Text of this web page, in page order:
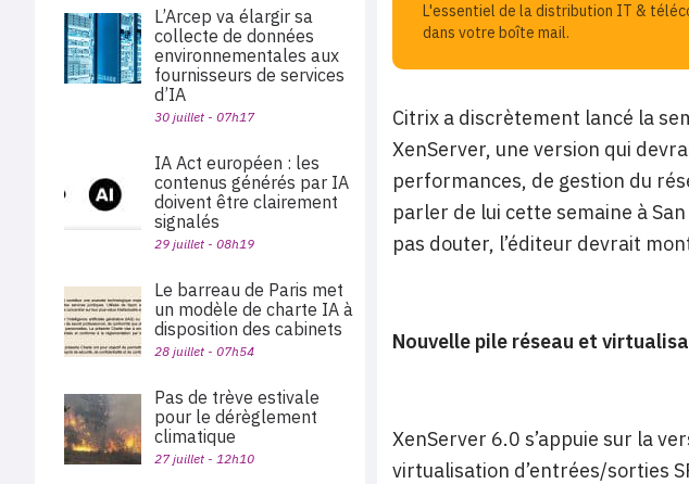
L'essentiel de la distribution IT &
dans votre boîte mail.
Citrix a discrètement lancé la
XenServer, une version qui
performances, de gestion du
parler de lui cette semaine à
pas douter, l’éditeur devrait
Nouvelle pile réseau et
XenServer 6.0 s’appuie sur la
virtualisation d’entrées/sorties
L’Arcep va élargir sa
collecte de données
environnementales aux
fournisseurs de services
d’IA
30 juillet - 07h17
IA Act européen : les
contenus générés par IA
doivent être clairement
signalés
29 juillet - 08h19
Le barreau de Paris met
un modèle de charte IA à
disposition des cabinets
28 juillet - 07h54
Pas de trève estivale
pour le dérèglement
climatique
27 juillet - 12h10